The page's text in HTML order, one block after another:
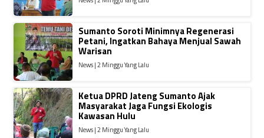
Sumanto Soroti Minimnya Regenerasi
Petani, Ingatkan Bahaya Menjual Sawah
Warisan
News | 2 Minggu Yang Lalu
Ketua DPRD Jateng Sumanto Ajak
Masyarakat Jaga Fungsi Ekologis
Kawasan Hulu
News | 2 Minggu Yang Lalu